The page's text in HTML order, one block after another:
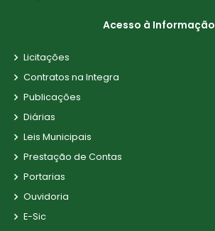
Acesso à Informação
Licitações
Contratos na Integra
Publicações
Diárias
Leis Municipais
Prestação de Contas
Portarias
Ouvidoria
E-Sic